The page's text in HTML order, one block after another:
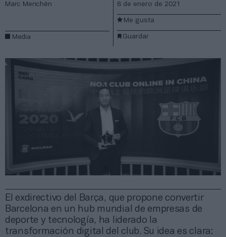
El exdirectivo del Barça, que propone convertir
Barcelona en un hub mundial de empresas de
deporte y tecnología, ha liderado la
transformación digital del club. Su idea es clara:
Marc Menchén
Media
8 de enero de 2021
Guardar
Me gusta